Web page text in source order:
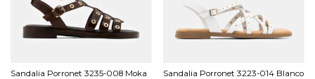
Sandalia Porronet 3235-008 Moka Sandalia Porronet 3223-014 Blanco